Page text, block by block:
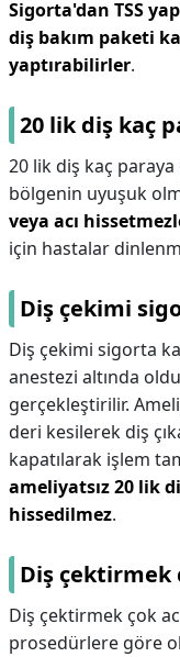
Sigorta'dan TSS
diş bakım paketi
yaptırabilirler.
20 lik diş kaç
20 lik diş kaç paraya
bölgenin uyuşuk
veya acı
için hastalar
Diş çekimi
Diş çekimi sigorta
anestezi altında
gerçekleştirilir.
deri kesilerek diş
kapatılarak işlem
ameliyatsız 20 lik
hissedilmez.
Diş çektirmek
Diş çektirmek çok
prosedürlere göre